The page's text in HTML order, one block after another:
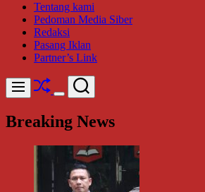
Tentang kami
Pedoman Media Siber
Redaksi
Pasang Iklan
Partner’s Link
Menu Shuffle
Switch
mode
Search
Breaking News